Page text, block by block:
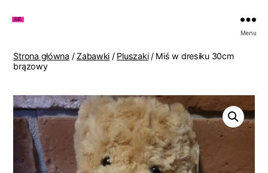
Lenki
Menu
Strona główna /Zabawki / Pluszaki/ Miś w dresiku 30cm
brązowy